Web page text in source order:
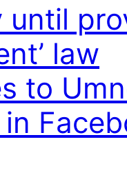
until
law
to